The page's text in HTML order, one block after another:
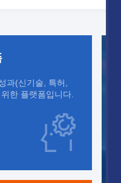
과(신기술, 특허,
한 플랫폼입니다.